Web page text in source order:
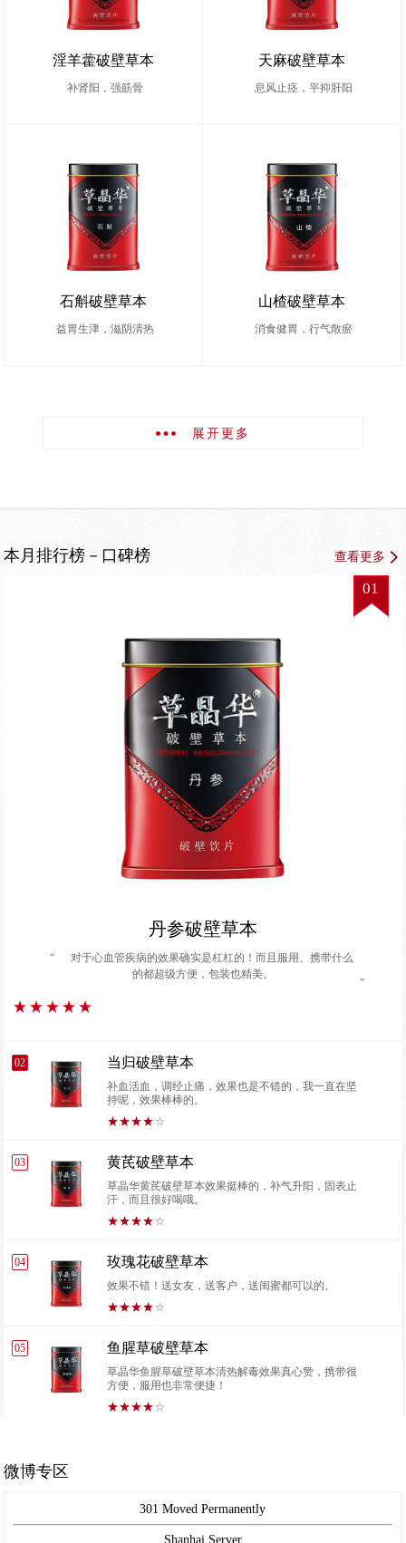
淫羊藿破壁草本
补肾阳，强筋骨
天麻破壁草本
息风止痉，平抑肝阳
石斛破壁草本
益胃生津，滋阴清热
山楂破壁草本
消食健胃，行气散瘀
展开更多
本月排行榜－口碑榜 查看更多
01
丹参破壁草本
“
对于心血管疾病的效果确实是杠杠的！而且服用、携带什么
的都超级方便，包装也精美。
”
02 当归破壁草本
补血活血，调经止痛，效果也是不错的，我一直在坚
持呢，效果棒棒的。
03 黄芪破壁草本
草晶华黄芪破壁草本效果挺棒的，补气升阳，固表止
汗，而且很好喝哦。
04 玫瑰花破壁草本
效果不错！送女友，送客户，送闺蜜都可以的。
05 鱼腥草破壁草本
草晶华鱼腥草破壁草本清热解毒效果真心赞，携带很
方便，服用也非常便捷！
微博专区
301 Moved Permanently
Shanhai Server